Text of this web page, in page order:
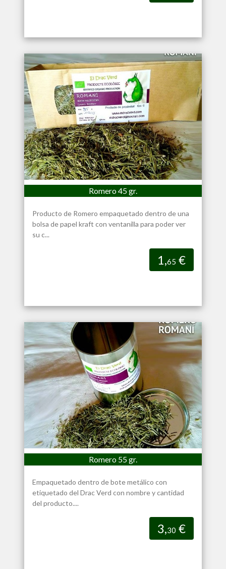
Romero 45 gr.
Producto de Romero empaquetado dentro de una
bolsa de papel kraft con ventanilla para poder ver
su c...
1,65 €
Romero 55 gr.
Empaquetado dentro de bote metálico con
etiquetado del Drac Verd con nombre y cantidad
del producto....
3,30 €